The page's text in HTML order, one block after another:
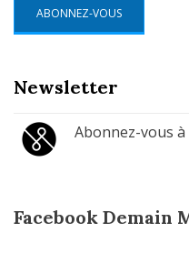
ABONNEZ-VOUS
Newsletter
Abonnez-vous
Facebook Demain